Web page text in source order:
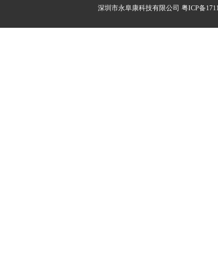
深圳市永阜康科技有限公司 粤ICP备